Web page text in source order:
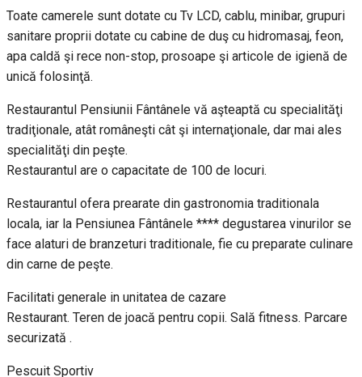
Toate camerele sunt dotate cu Tv LCD, cablu, minibar, grupuri
sanitare proprii dotate cu cabine de duş cu hidromasaj, feon,
apa caldă şi rece non-stop, prosoape şi articole de igienă de
unică folosinţă.
Restaurantul Pensiunii Fântânele vă aşteaptă cu specialităţi
tradiţionale, atât româneşti cât şi internaţionale, dar mai ales
specialităţi din peşte.
Restaurantul are o capacitate de 100 de locuri.
Restaurantul ofera prearate din gastronomia traditionala
locala, iar la Pensiunea Fântânele **** degustarea vinurilor se
face alaturi de branzeturi traditionale, fie cu preparate culinare
din carne de peşte.
Facilitati generale in unitatea de cazare
Restaurant. Teren de joacă pentru copii. Sală fitness. Parcare
securizată .
Pescuit Sportiv